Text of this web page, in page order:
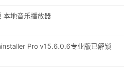
地音乐播放器
Pro v15.6.0.6专业版已解锁